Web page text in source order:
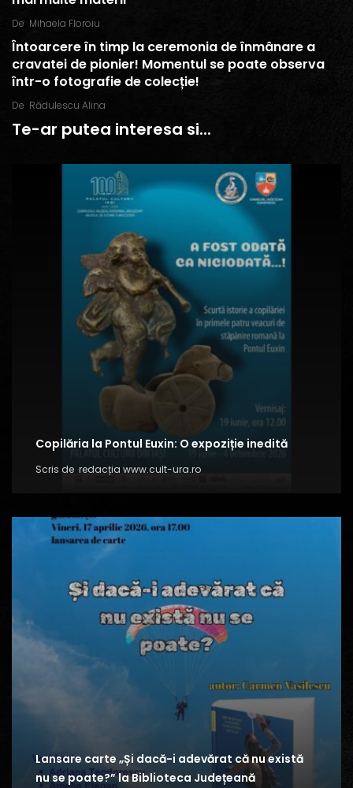
De Mihaela Floroiu
Întoarcere în timp la ceremonia de înmânare a
cravatei de pionier! Momentul se poate observa
într-o fotografie de colecție!
De Rădulescu Alina
Te-ar putea interesa si...
Copilăria la Pontul Euxin: O expoziție inedită
Scris de redacția www.cult-ura.ro
Lansare carte „Și dacă-i adevărat că nu există
nu se poate?” la Biblioteca Județeană